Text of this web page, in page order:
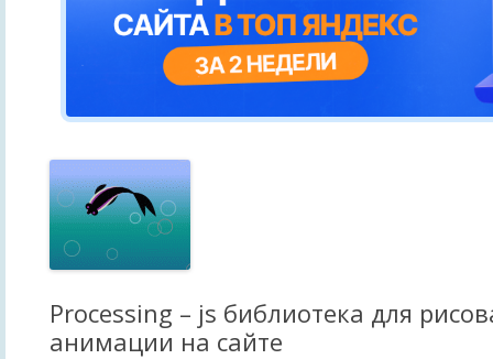
Processing – js библиотека для
анимации на сайте